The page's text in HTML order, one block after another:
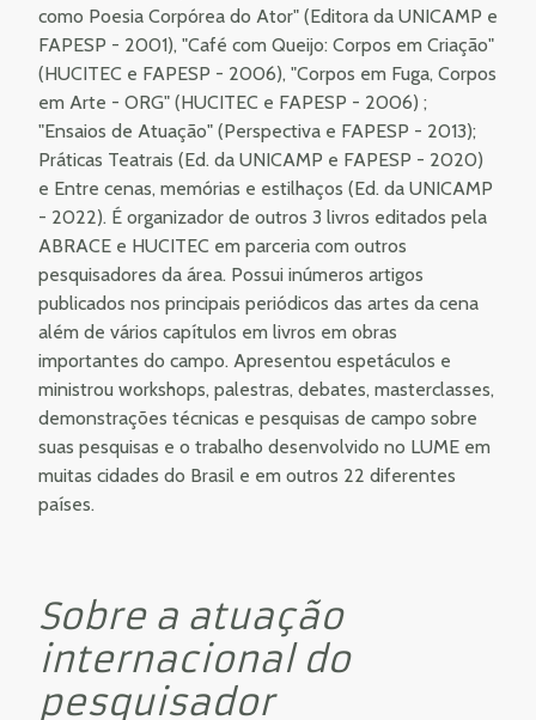
como Poesia Corpórea do Ator" (Editora da UNICAMP e
FAPESP - 2001), "Café com Queijo: Corpos em Criação"
(HUCITEC e FAPESP - 2006), "Corpos em Fuga, Corpos
em Arte - ORG" (HUCITEC e FAPESP - 2006) ;
"Ensaios de Atuação" (Perspectiva e FAPESP - 2013);
Práticas Teatrais (Ed. da UNICAMP e FAPESP - 2020)
e Entre cenas, memórias e estilhaços (Ed. da UNICAMP
- 2022). É organizador de outros 3 livros editados pela
ABRACE e HUCITEC em parceria com outros
pesquisadores da área. Possui inúmeros artigos
publicados nos principais periódicos das artes da cena
além de vários capítulos em livros em obras
importantes do campo. Apresentou espetáculos e
ministrou workshops, palestras, debates, masterclasses,
demonstrações técnicas e pesquisas de campo sobre
suas pesquisas e o trabalho desenvolvido no LUME em
muitas cidades do Brasil e em outros 22 diferentes
países.
Sobre a atuação
internacional do
pesquisador